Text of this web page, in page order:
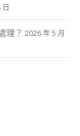
日
理？ 2026 年 5 月